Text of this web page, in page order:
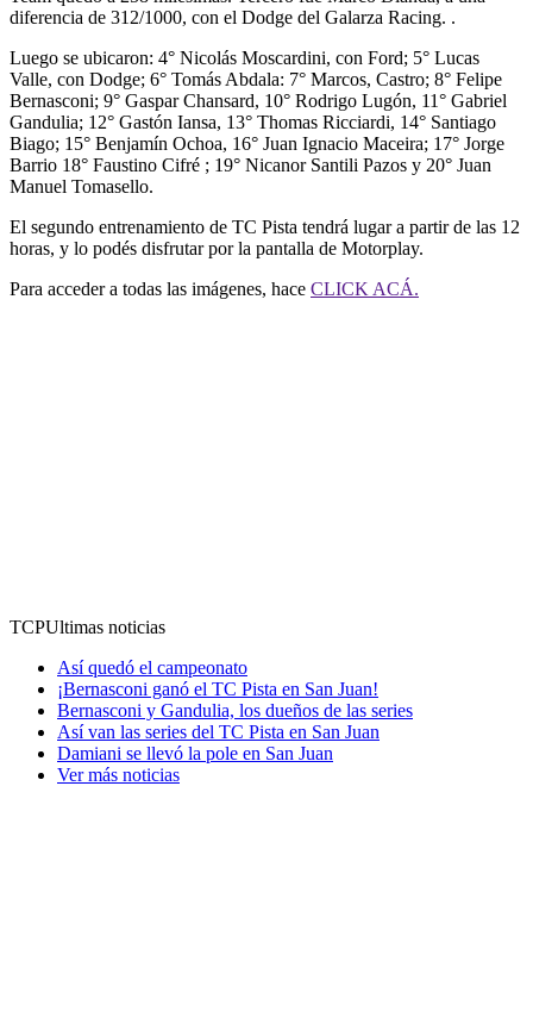
diferencia de 312/1000, con el Dodge del Galarza Racing. .
Luego se ubicaron: 4° Nicolás Moscardini, con Ford; 5° Lucas
Valle, con Dodge; 6° Tomás Abdala: 7° Marcos, Castro; 8° Felipe
Bernasconi; 9° Gaspar Chansard, 10° Rodrigo Lugón, 11° Gabriel
Gandulia; 12° Gastón Iansa, 13° Thomas Ricciardi, 14° Santiago
Biago; 15° Benjamín Ochoa, 16° Juan Ignacio Maceira; 17° Jorge
Barrio 18° Faustino Cifré ; 19° Nicanor Santili Pazos y 20° Juan
Manuel Tomasello.
El segundo entrenamiento de TC Pista tendrá lugar a partir de las 12
horas, y lo podés disfrutar por la pantalla de Motorplay.
Para acceder a todas las imágenes, hace CLICK ACÁ.
TCPUltimas noticias
Así quedó el campeonato
¡Bernasconi ganó el TC Pista en San Juan!
Bernasconi y Gandulia, los dueños de las series
Así van las series del TC Pista en San Juan
Damiani se llevó la pole en San Juan
Ver más noticias